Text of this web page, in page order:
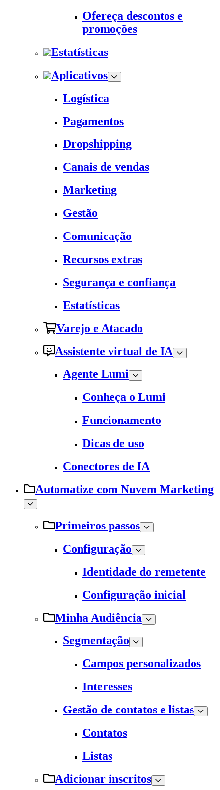
Ofereça descontos e
promoções
Estatísticas
Aplicativos
Logística
Pagamentos
Dropshipping
Canais de vendas
Marketing
Gestão
Comunicação
Recursos extras
Segurança e confiança
Estatísticas
Varejo e Atacado
Assistente virtual de IA
Agente Lumi
Conheça o Lumi
Funcionamento
Dicas de uso
Conectores de IA
Automatize com Nuvem Marketing
Primeiros passos
Configuração
Identidade do remetente
Configuração inicial
Minha Audiência
Segmentação
Campos personalizados
Interesses
Gestão de contatos e listas
Contatos
Listas
Adicionar inscritos